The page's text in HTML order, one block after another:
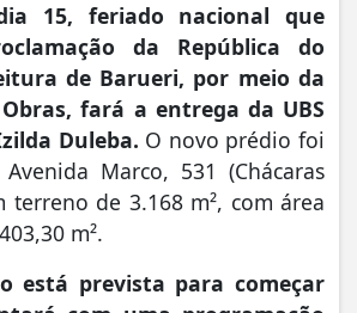
15, feriado nacional que
da República do
de Barueri, por meio da
fará a entrega da UBS
Duleba. O novo prédio foi
Marco, 531 (Chácaras
terreno de 3.168 m², com área
m².
está prevista para começar